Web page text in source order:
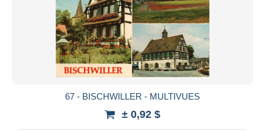
Übernehmen
67 - BISCHWILLER - MULTIVUES
± 0,92 $